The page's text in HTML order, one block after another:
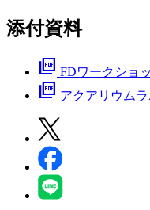
添付資料
picture_as_pdf FDワークショ
picture_as_pdf アクアリウム